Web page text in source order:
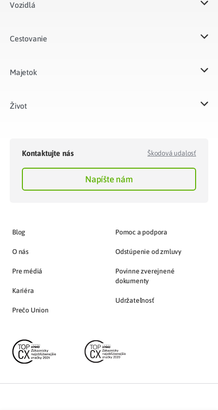
Vozidlá​
Cestovanie
Majetok​
Život​
Kontaktujte nás Škodová udalosť
Napíšte nám
Blog
O nás
Pre médiá
Kariéra
Prečo Union
Pomoc a podpora
Odstúpenie od zmluvy
Povinne zverejnené
dokumenty
Udržateľnosť